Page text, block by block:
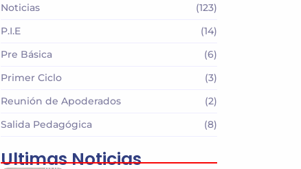
Noticias
(123)
P.I.E
(14)
Pre Básica
(6)
Primer Ciclo
(3)
Reunión de Apoderados
(2)
Salida Pedagógica
(8)
Ultimas Noticias